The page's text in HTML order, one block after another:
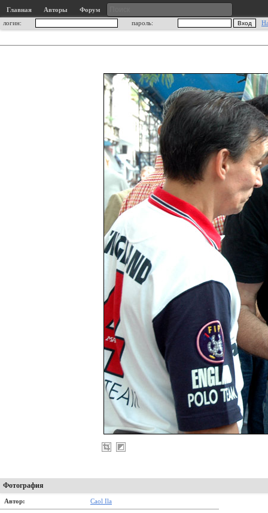
Главная Авторы
Форум
логин:
пароль:
Фотография
Автор: Caol Ila